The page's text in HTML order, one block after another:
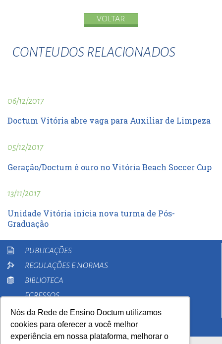
Nós da Rede de Ensino Doctum utilizamos
cookies para oferecer a você melhor
experiência em nossa plataforma, melhorar o
VOLTAR
CONTEUDOS RELACIONADOS
06/12/2017
Doctum Vitória abre vaga para Auxiliar de Limpeza
05/12/2017
Geração/Doctum é ouro no Vitória Beach Soccer Cup
13/11/2017
Unidade Vitória inicia nova turma de Pós-
Graduação
PUBLICAÇÕES
REGULAÇÕES E NORMAS
BIBLIOTECA
EGRESSOS
PESQUISA
EXTENSÃO